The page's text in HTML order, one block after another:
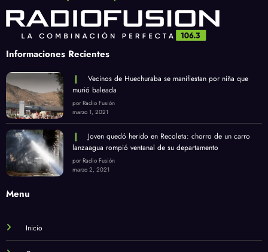
Informaciones Recientes
Vecinos de Huechuraba se manifiestan por niña que
murió baleada
por Radio Fusión
marzo 1, 2021
Joven quedó herido en Recoleta: chorro de un carro
lanzaagua rompió ventanal de su departamento
por Radio Fusión
marzo 2, 2021
Menu
Inicio